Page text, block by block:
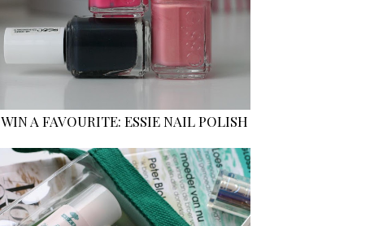
WIN A FAVOURITE: ESSIE NAIL POLISH